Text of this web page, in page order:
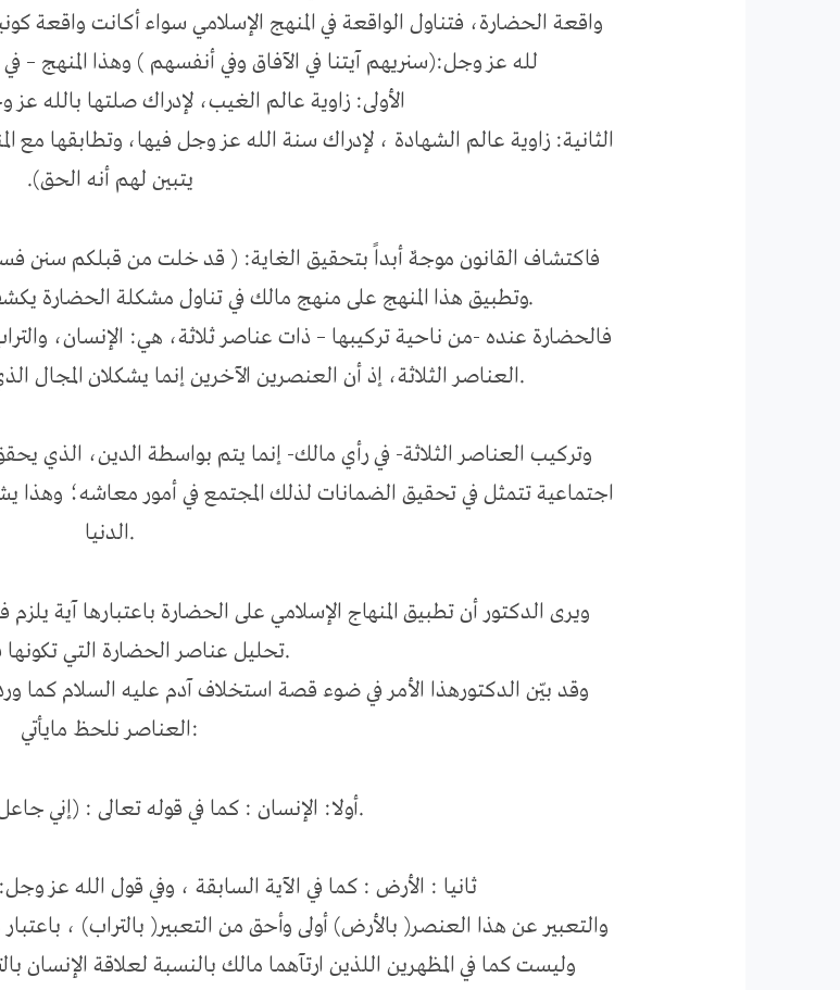
واقعة الحضارة، فتناول الواقعة في المنهج الإسلامي سواء أكانت واقعة
لله عز وجل:(سنريهم آيتنا في الآفاق وفي أنفسهم ) وهذا المنهج –
الأولى: زاوية عالم الغيب، لإدراك صلتها بالله عز
الثانية: زاوية عالم الشهادة ، لإدراك سنة الله عز وجل فيها، وتطابقها مع
يتبين لهم أنه الحق).
فاكتشاف القانون موجهٌ أبداً بتحقيق الغاية: ( قد خلت من قبلكم سنن
وتطبيق هذا المنهج على منهج مالك في تناول مشكلة الحضارة يكشف عن قصور منهجه والسبيل إلى تلافيه.
فالحضارة عنده -من ناحية تركيبها – ذات عناصر ثلاثة، هي: الإنسان،
العناصر الثلاثة، إذ أن العنصرين الآخرين إنما يشكلان المجال الذي تظهر فيه عبقرية الإنسان، وفاعليته.
وتركيب العناصر الثلاثة- في رأي مالك- إنما يتم بواسطة الدين، الذي
اجتماعية تتمثل في تحقيق الضمانات لذلك المجتمع في أمور معاشه؛ وهذا
الدنيا.
ويرى الدكتور أن تطبيق المنهاج الإسلامي على الحضارة باعتبارها آية
تحليل عناصر الحضارة التي تكونها في الواقع.
وقد بيّن الدكتورهذا الأمر في ضوء قصة استخلاف آدم عليه السلام كما
العناصر نلحظ مايأتي:
أولا: الإنسان : كما في قوله تعالى : (إني جاعل في الأرض خليفة).
ثانيا : الأرض : كما في الآية السابقة ، وفي قول الله عز
والتعبير عن هذا العنصر( بالأرض) أولى وأحق من التعبير( بالتراب) ،
وليست كما في المظهرين اللذين ارتآهما مالك بالنسبة لعلاقة الإنسان